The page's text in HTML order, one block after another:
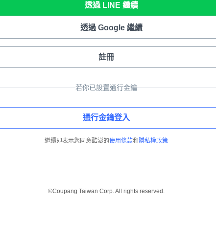
透過 LINE 繼續
透過 Google 繼續
註冊
若你已設置通行金鑰
通行金鑰登入
繼續即表示您同意酷澎的使用條款和 隱私權政策
©Coupang Taiwan Corp. All rights reserved.